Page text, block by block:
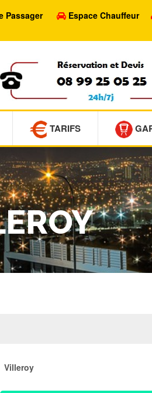
Passager Espace Chauffeur
TARIFS
Villeroy